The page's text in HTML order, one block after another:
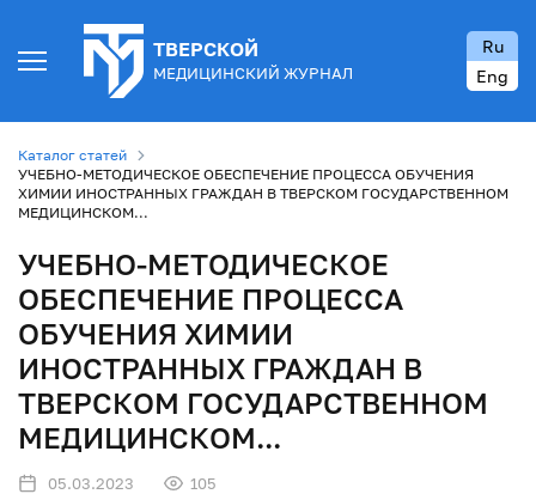
ТВЕРСКОЙ
МЕДИЦИНСКИЙ ЖУРНАЛ
Ru
Eng
Каталог статей
УЧЕБНО-МЕТОДИЧЕСКОЕ ОБЕСПЕЧЕНИЕ ПРОЦЕССА ОБУЧЕНИЯ
ХИМИИ ИНОСТРАННЫХ ГРАЖДАН В ТВЕРСКОМ ГОСУДАРСТВЕННОМ
МЕДИЦИНСКОМ...
УЧЕБНО-МЕТОДИЧЕСКОЕ
ОБЕСПЕЧЕНИЕ ПРОЦЕССА
ОБУЧЕНИЯ ХИМИИ
ИНОСТРАННЫХ ГРАЖДАН В
ТВЕРСКОМ ГОСУДАРСТВЕННОМ
МЕДИЦИНСКОМ...
05.03.2023 105